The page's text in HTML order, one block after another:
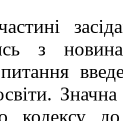
з
кодексу